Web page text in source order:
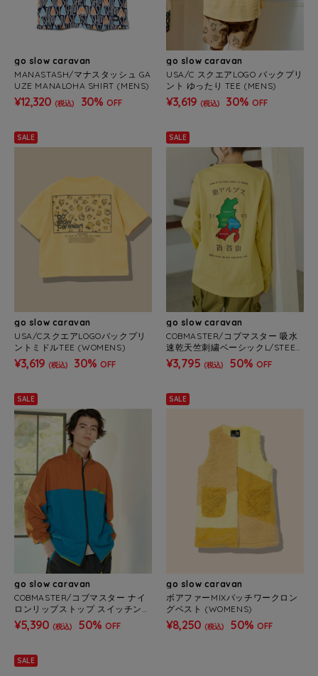
go slow caravan
MANASTASH/マナスタッシュ GA
UZE MANALOHA SHIRT (MENS)
¥12,320 (税込) 30% OFF
go slow caravan
USA/C スクエアLOGO バックプリ
ント ゆったり TEE (MENS)
¥3,619 (税込) 30% OFF
SALE
go slow caravan
USA/CスクエアLOGOバックプリ
ントミドルTEE (WOMENS)
¥3,619 (税込) 30% OFF
SALE
go slow caravan
COBMASTER/コブマスター 吸水
速乾天竺刺繍ベーシックL/STEE
《南アルプス》 (MENS)
¥3,795 (税込) 50% OFF
SALE
go slow caravan
COBMASTER/コブマスター ナイ
ロンリップストップ スイッチング
スタンドJK (MENS)
¥5,390 (税込) 50% OFF
SALE
go slow caravan
ボアファーMIXパッチワークロン
グベスト (WOMENS)
¥8,250 (税込) 50% OFF
SALE